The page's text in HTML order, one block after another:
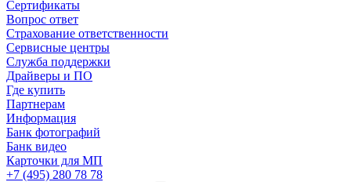
Сертификаты
Вопрос ответ
Страхование ответственности
Сервисные центры
Служба поддержки
Драйверы и ПО
Где купить
Партнерам
Информация
Банк фотографий
Банк видео
Карточки для МП
+7 (495) 280 78 78